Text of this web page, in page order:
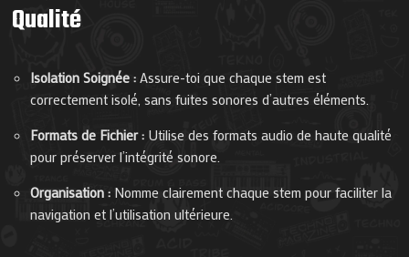
Qualité
Isolation Soignée : Assure-toi que chaque stem est
correctement isolé, sans fuites sonores d’autres éléments.
Formats de Fichier : Utilise des formats audio de haute qualité
pour préserver l’intégrité sonore.
Organisation : Nomme clairement chaque stem pour faciliter la
navigation et l’utilisation ultérieure.